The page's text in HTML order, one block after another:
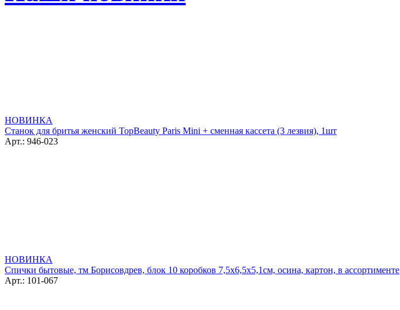
НОВИНКА
Станок для бритья женский TopBeauty Paris Mini + сменная кассета (3 лезвия), 1шт
Арт.: 946-023
НОВИНКА
Спички бытовые, тм Борисовдрев, блок 10 коробков 7,5х6,5х5,1см, осина, картон, в ассортименте
Арт.: 101-067